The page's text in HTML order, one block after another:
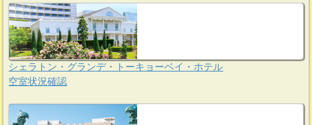
シェラトン・グランデ・トーキョーベイ・ホテル
空室状況確認